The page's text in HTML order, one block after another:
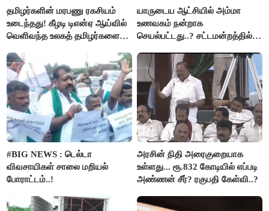
தமிழர்களின் மரபணு ரகசியம்
உடைந்தது! கீழடி டிஎன்ஏ ஆய்வில்
வெளிவந்த உலகத் தமிழர்களை
யாருடைய ஆட்சியில் அம்மா
உணவகம் நன்றாக
செயல்பட்டது..? சட்டமன்றத்தில்
#BIG NEWS : டெல்டா
விவசாயிகள் சாலை மறியல்
போராட்டம்..!
அரசின் நிதி அரைகுறையாக
உள்ளது... ரூ.832 கோடியில் எப்படி
அண்ணன் சீர்? ரகுபதி கேள்வி..?